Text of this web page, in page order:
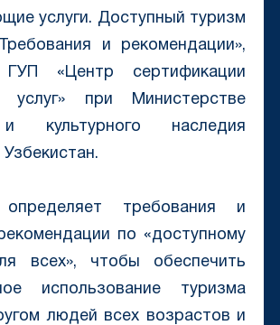
услуги. Доступный туризм
и рекомендации»,
«Центр сертификации
услуг» при Министерстве
культурного наследия
Узбекистан.
требования и
по «доступному
всех», чтобы обеспечить
использование туризма
людей всех возрастов и